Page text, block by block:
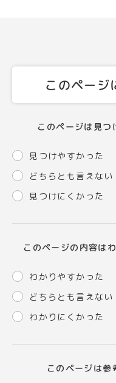
このページ
このページは見つ
見つけやすかった
どちらとも言えない
見つけにくかった
このページの内容は
わかりやすかった
どちらとも言えない
わかりにくかった
このページは参